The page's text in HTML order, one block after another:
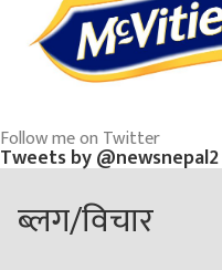
Follow me on Twitter
Tweets by @newsnepal2
ब्लग/विचार